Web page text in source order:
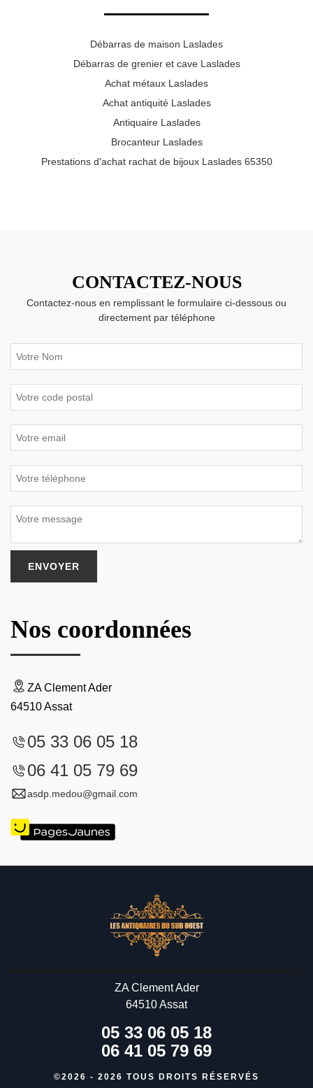
Débarras de maison Laslades
Débarras de grenier et cave Laslades
Achat métaux Laslades
Achat antiquité Laslades
Antiquaire Laslades
Brocanteur Laslades
Prestations d'achat rachat de bijoux Laslades 65350
CONTACTEZ-NOUS
Contactez-nous en remplissant le formulaire ci-dessous ou
directement par téléphone
Nos coordonnées
ZA Clement Ader
64510 Assat
05 33 06 05 18
06 41 05 79 69
asdp.medou@gmail.com
ZA Clement Ader
64510 Assat
05 33 06 05 18
06 41 05 79 69
©2026 - 2026 TOUS DROITS RÉSERVÉS